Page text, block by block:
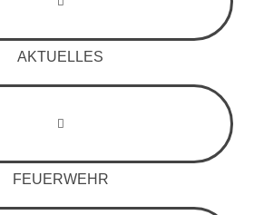
AKTUELLES
FEUERWEHR